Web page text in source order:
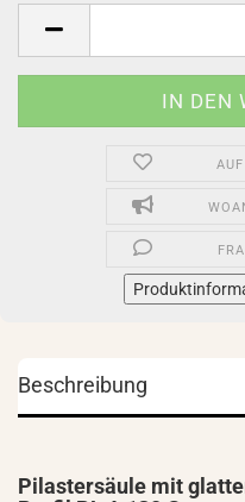
Beschreibung
Pilastersäule mit